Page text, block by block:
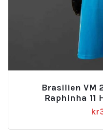
Brasilien VM
Raphinha 11
kr